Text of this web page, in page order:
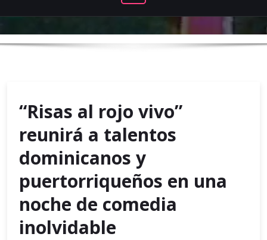
“Risas al rojo vivo”
reunirá a talentos
dominicanos y
puertorriqueños en una
noche de comedia
inolvidable